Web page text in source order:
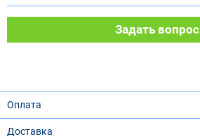
Задать вопрос
Оплата
Доставка